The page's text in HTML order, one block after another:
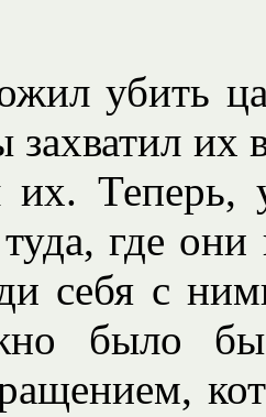
убить
захватил
Теперь,
где
себя с
было